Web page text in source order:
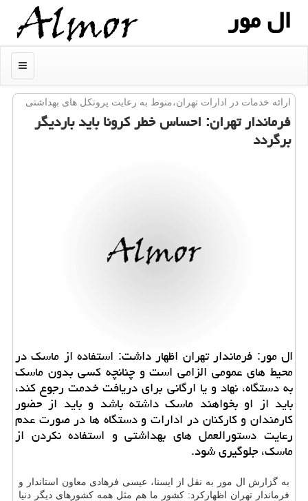
ال مور
منو
ارائه خدمات در ادارات تهران،منوط به رعایت پروتكل های بهداشتی
فرماندار تهران: احساس خطر كرونا باید باردیگر
برگردد
ال مور: فرماندار تهران اظهار داشت: استفاده از ماسك در
محیط های عمومی الزامی است و چنانچه كسی بدون ماسك
به دستگاه، نهاد و یا ارگانی برای دریافت خدمت رجوع كند،
باید از او بخواهند ماسك داشته باشد و باید از حضور
كارمندان و كاركنان در ادارات و دستگاه ها در صورت عدم
رعایت دستورالعمل های بهداشتی و استفاده نكردن از
ماسك، جلوگیری شود.
به گزارش ال مور به نقل از ایسنا، عیسی فرهادی معاون استاندار و
فرماندار تهران اظهارکرد: کشور ما هم مثل همه کشورهای دیگر دنیا